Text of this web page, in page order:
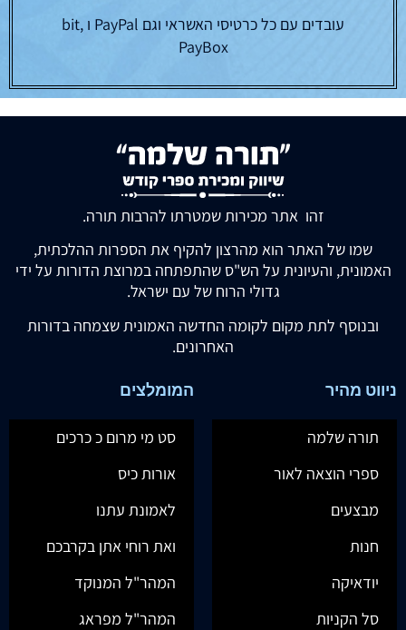
עובדים עם כל כרטיסי האשראי וגם PayPal ו bit,
PayBox
זהו אתר מכירות שמטרתו להרבות תורה.
שמו של האתר הוא מהרצון להקיף את הספרות ההלכתית,
האמונית, והעיונית על הש"ס שהתפתחה במרוצת הדורות על ידי
גדולי הרוח של עם ישראל.
ובנוסף לתת מקום לקומה החדשה האמונית שצמחה בדורות
האחרונים.
ניווט מהיר
תורה שלמה
ספרי הוצאה לאור
מבצעים
חנות
יודאיקה
סל הקניות
המומלצים
סט מי מרום כ כרכים
אורות כיס
לאמונת עתנו
ואת רוחי אתן בקרבכם
המהר"ל המנוקד
המהר"ל מפראג